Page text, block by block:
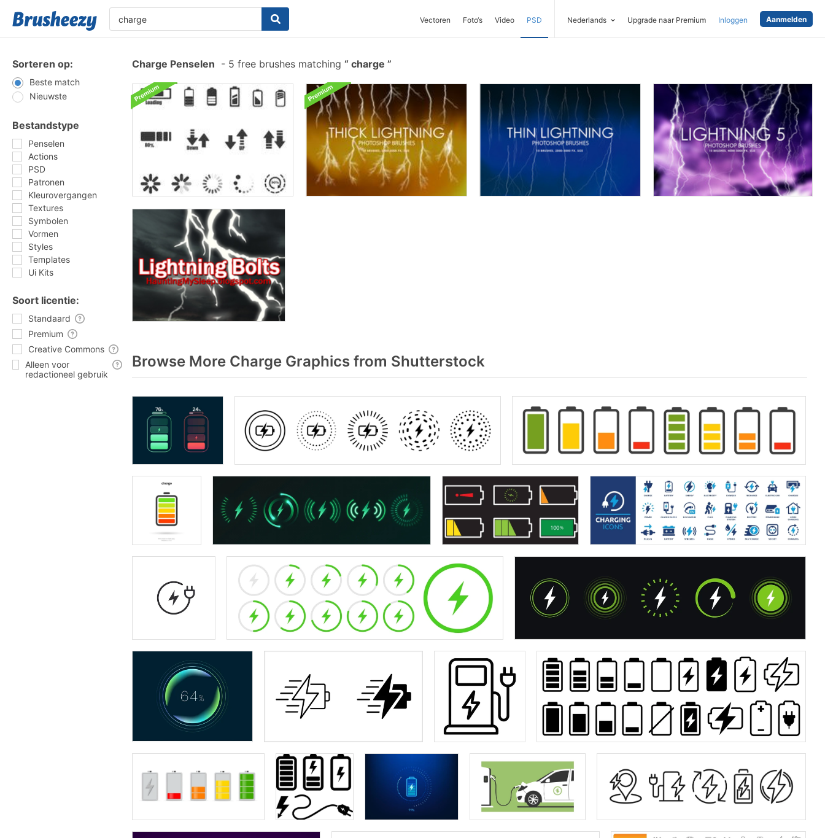
Vectoren Foto‘s Video PSD Nederlands Upgrade naar Premium Inloggen Aanmelden
Sorteren op:
Beste match
Nieuwste
Bestandstype
Penselen
Actions
PSD
Patronen
Kleurovergangen
Textures
Symbolen
Vormen
Styles
Templates
Ui Kits
Soort licentie:
Standaard
Premium
Creative Commons
Alleen voor
redactioneel gebruik
Charge Penselen - 5 free brushes matching charge
Browse More Charge Graphics from Shutterstock